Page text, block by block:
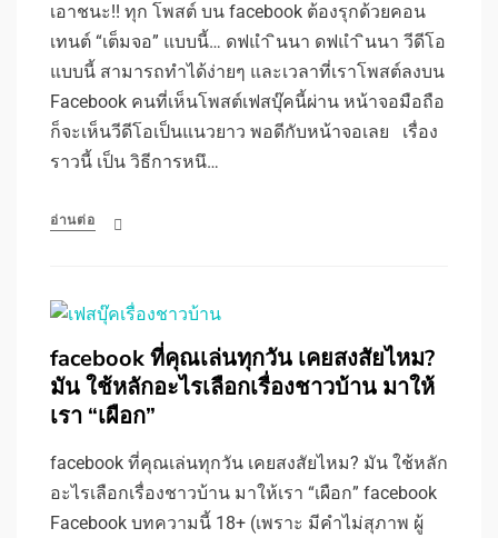
เอาชนะ!! ทุก โพสต์ บน facebook ต้องรุกด้วยคอน
เทนต์ “เต็มจอ” แบบนี้… ดฟแํา ินนา ดฟแํา ินนา วีดีโอ
แบบนี้ สามารถทำได้ง่ายๆ และเวลาที่เราโพสต์ลงบน
Facebook คนที่เห็นโพสต์เฟสบุ๊คนี้ผ่าน หน้าจอมือถือ
ก็จะเห็นวีดีโอเป็นแนวยาว พอดีกับหน้าจอเลย เรื่อง
ราวนี้ เป็น วิธีการหนึ…
อ่านต่อ
facebook ที่คุณเล่นทุกวัน เคยสงสัยไหม?
มัน ใช้หลักอะไรเลือกเรื่องชาวบ้าน มาให้
เรา “เผือก”
facebook ที่คุณเล่นทุกวัน เคยสงสัยไหม? มัน ใช้หลัก
อะไรเลือกเรื่องชาวบ้าน มาให้เรา “เผือก” facebook
Facebook บทความนี้ 18+ (เพราะ มีคำไม่สุภาพ ผู้